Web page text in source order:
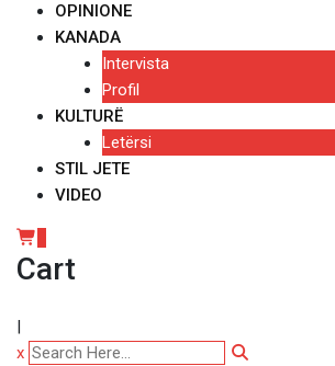
OPINIONE
KANADA
Intervista
Profil
KULTURË
Letërsi
STIL JETE
VIDEO
Cart
|
x